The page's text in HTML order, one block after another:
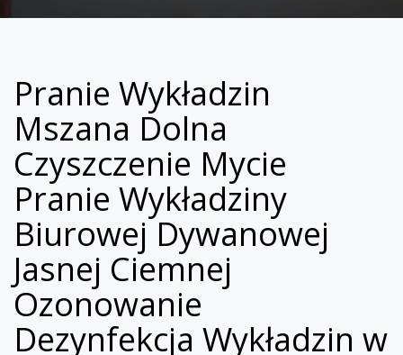
Pranie Wykładzin
Mszana Dolna
Czyszczenie Mycie
Pranie Wykładziny
Biurowej Dywanowej
Jasnej Ciemnej
Ozonowanie
Dezynfekcja Wykładzin w